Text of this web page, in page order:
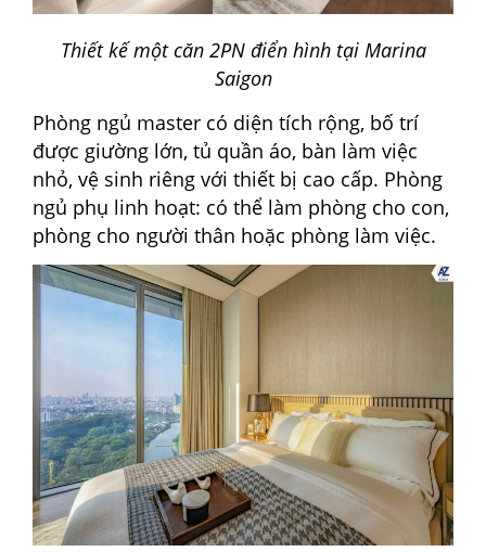
Thiết kế một căn 2PN điển hình tại Marina
Saigon
Phòng ngủ master có diện tích rộng, bố trí
được giường lớn, tủ quần áo, bàn làm việc
nhỏ, vệ sinh riêng với thiết bị cao cấp. Phòng
ngủ phụ linh hoạt: có thể làm phòng cho con,
phòng cho người thân hoặc phòng làm việc.